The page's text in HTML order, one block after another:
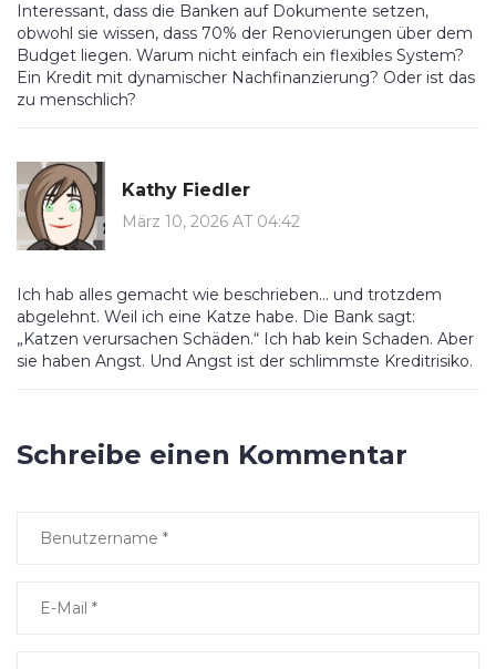
Interessant, dass die Banken auf Dokumente setzen,
obwohl sie wissen, dass 70% der Renovierungen über dem
Budget liegen. Warum nicht einfach ein flexibles System?
Ein Kredit mit dynamischer Nachfinanzierung? Oder ist das
zu menschlich?
Kathy Fiedler
März 10, 2026 AT 04:42
Ich hab alles gemacht wie beschrieben... und trotzdem
abgelehnt. Weil ich eine Katze habe. Die Bank sagt:
„Katzen verursachen Schäden.“ Ich hab kein Schaden. Aber
sie haben Angst. Und Angst ist der schlimmste Kreditrisiko.
Schreibe einen Kommentar